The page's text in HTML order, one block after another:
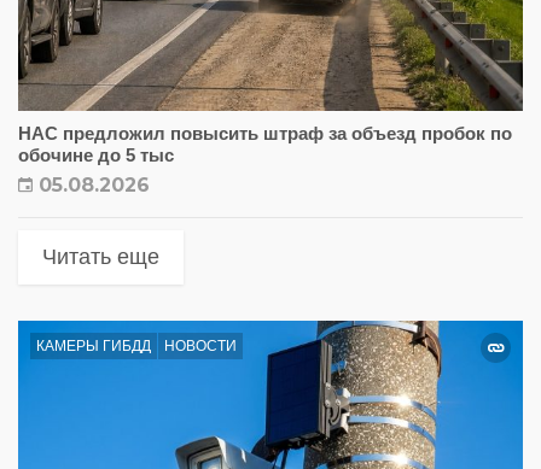
НАС предложил повысить штраф за объезд пробок по
обочине до 5 тыс
05.08.2026
Читать еще
КАМЕРЫ ГИБДД НОВОСТИ